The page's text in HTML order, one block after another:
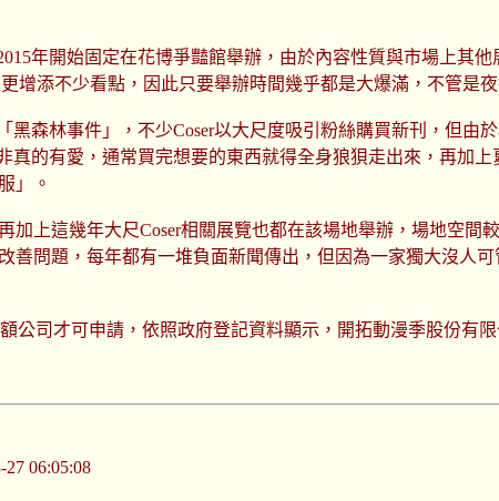
年開始固定在花博爭豔館舉辦，由於內容性質與市場上其
增添不少看點，因此只要舉辦時間幾乎都是大爆滿，不管是
森林事件」，不少Coser以大尺度吸引粉絲購買新刊，但由
的有愛，通常買完想要的東西就得全身狼狽走出來，再加
」。
加上這幾年大尺Coser相關展覽也都在該場地舉辦，場地空間
善問題，每年都有一堆負面新聞傳出，但因為一家獨大沒人
公司才可申請，依照政府登記資料顯示，開拓動漫季股份有
06:05:08